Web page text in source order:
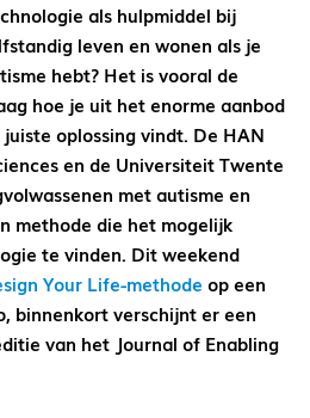
als hulpmiddel bij
leven en wonen als je
hebt? Het is vooral de
hoe je uit het enorme aanbod
juiste oplossing vindt. De HAN
en de Universiteit Twente
met autisme en
methode die het mogelijk
te vinden. Dit weekend
Your Life-methode op een
binnenkort verschijnt er een
van het Journal of Enabling